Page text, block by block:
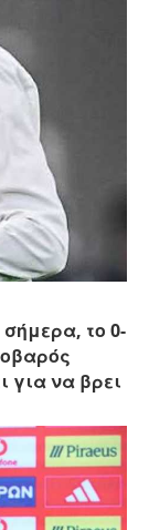
το 0-
για να βρει